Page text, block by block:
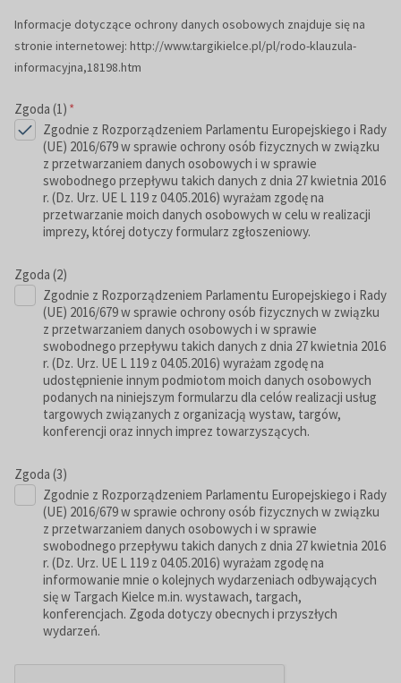
Informacje dotyczące ochrony danych osobowych znajduje się na
stronie internetowej: http://www.targikielce.pl/pl/rodo-klauzula-
informacyjna,18198.htm
*
Zgoda (1)
Zgodnie z Rozporządzeniem Parlamentu Europejskiego i Rady
(UE) 2016/679 w sprawie ochrony osób fizycznych w związku
z przetwarzaniem danych osobowych i w sprawie
swobodnego przepływu takich danych z dnia 27 kwietnia 2016
r. (Dz. Urz. UE L 119 z 04.05.2016) wyrażam zgodę na
przetwarzanie moich danych osobowych w celu w realizacji
imprezy, której dotyczy formularz zgłoszeniowy.
Zgoda (2)
Zgodnie z Rozporządzeniem Parlamentu Europejskiego i Rady
(UE) 2016/679 w sprawie ochrony osób fizycznych w związku
z przetwarzaniem danych osobowych i w sprawie
swobodnego przepływu takich danych z dnia 27 kwietnia 2016
r. (Dz. Urz. UE L 119 z 04.05.2016) wyrażam zgodę na
udostępnienie innym podmiotom moich danych osobowych
podanych na niniejszym formularzu dla celów realizacji usług
targowych związanych z organizacją wystaw, targów,
konferencji oraz innych imprez towarzyszących.
Zgoda (3)
Zgodnie z Rozporządzeniem Parlamentu Europejskiego i Rady
(UE) 2016/679 w sprawie ochrony osób fizycznych w związku
z przetwarzaniem danych osobowych i w sprawie
swobodnego przepływu takich danych z dnia 27 kwietnia 2016
r. (Dz. Urz. UE L 119 z 04.05.2016) wyrażam zgodę na
informowanie mnie o kolejnych wydarzeniach odbywających
się w Targach Kielce m.in. wystawach, targach,
konferencjach. Zgoda dotyczy obecnych i przyszłych
wydarzeń.